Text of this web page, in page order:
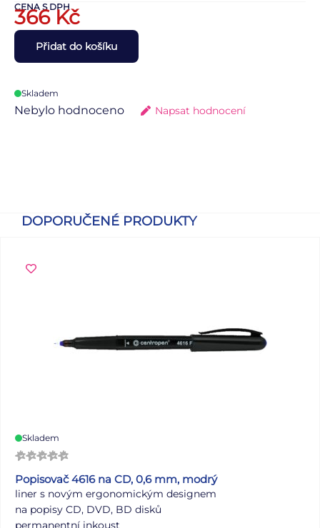
CENA S DPH
366Kč
Přidat do košíku
Skladem
Nebylo hodnoceno Napsat hodnocení
DOPORUČENÉ PRODUKTY
Skladem
Popisovač 4616 na CD, 0,6 mm, modrý
liner s novým ergonomickým designem
na popisy CD, DVD, BD disků
permanentní inkoust